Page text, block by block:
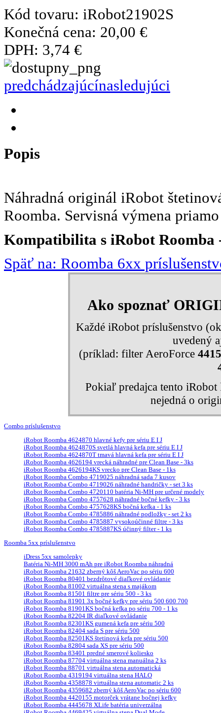
Kód tovaru: iRobot21902S
Konečná cena: 20,00 €
DPH: 3,74 €
predchádzajúcínasledujúci
Popis
Náhradná originál iRobot
Roomba. Servisná výmena
Kompatibilita s iRobot Roomba
Späť na: Roomba 6xx
Ako spoznať
Každé iRobot príslušenstvo
uvedený
(príklad: filter AeroForce
Pokiaľ predajca tento
nejedná o
Combo príslušenstvo
iRobot Roomba 4624870 hlavné kefy pre sériu E I J
iRobot Roomba 4624870S svetlá hlavná kefa pre sériu E I J
iRobot Roomba 4624870T tmavá hlavná kefa pre sériu E I J
iRobot Roomba 4626194 vrecká náhradné pre Clean Base - 3ks
iRobot Roomba 4626194KS vrecko pre Clean Base - 1ks
iRobot Roomba Combo 4719025 náhradná sada 7 kusov
iRobot Roomba Combo 4719026 náhradné handričky - set 3 ks
iRobot Roomba Combo 4720110 batéria Ni-MH pre určené modely
iRobot Roomba Combo 4757628 náhradné bočné kefky - 3 ks
iRobot Roomba Combo 4757628KS bočná kefka - 1 ks
iRobot Roomba Combo 4785886 náhradné podložky - set 2 ks
iRobot Roomba Combo 4785887 vysokoúčinné filtre - 3 ks
iRobot Roomba Combo 4785887KS účinný filter - 1 ks
Roomba 5xx príslušenstvo
iDress 5xx samolepky
Batéria Ni-MH 3000 mAh pre iRobot Roomba náhradná
iRobot Roomba 21632 zberný kôš AeroVac po sériu 600
iRobot Roomba 80401 bezdrôtové diaľkové ovládanie
iRobot Roomba 81002 virtuálna stena s majákom
iRobot Roomba 81501 filtre pre sériu 500 - 3 ks
iRobot Roomba 81901 3x bočné kefky pre sériu 500 600 700
iRobot Roomba 81901KS bočná kefka po sériu 700 - 1 ks
iRobot Roomba 82204 IR diaľkové ovládanie
iRobot Roomba 82301KS gumená kefa pre sériu 500
iRobot Roomba 82404 sada S pre sériu 500
iRobot Roomba 82501KS štetinová kefa pre sériu 500
iRobot Roomba 82804 sada XS pre sériu 500
iRobot Roomba 83401 predné smerové koliesko
iRobot Roomba 87704 virtuálna stena manuálna 2 ks
iRobot Roomba 88701 virtuálna stena automatická
iRobot Roomba 4319194 virtuálna stena HALO
iRobot Roomba 4358878 virtuálna stena automatic 2 ks
iRobot Roomba 4359682 zberný kôš AeroVac po sériu 600
iRobot Roomba 4420155 motorček vrátane bočnej kefky
iRobot Roomba 4445678 XLife batéria univerzálna